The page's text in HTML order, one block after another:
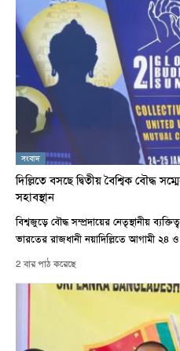
সংবাদ
দিল্লিতে বসছে দ্বিতীয় বৈশ্বিক বৌদ্ধ
সহাবস্থান
বিশ্বজুড়ে বৌদ্ধ সম্প্রদায়ের নেতৃস্থানীয়
ভারতের রাজধানী নয়াদিল্লিতে আগামী ২৪
2 বার পাঠ করেছে